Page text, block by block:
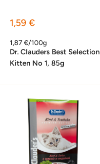
Sonderpreis
1,59 €
1,87 €/100g
Dr. Clauders Best Selection
Kitten No 1, 85g